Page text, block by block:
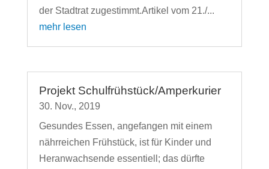
der Stadtrat zugestimmt.Artikel vom 21./...
mehr lesen
Projekt Schulfrühstück/Amperkurier
30. Nov., 2019
Gesundes Essen, angefangen mit einem
nährreichen Frühstück, ist für Kinder und
Heranwachsende essentiell; das dürfte